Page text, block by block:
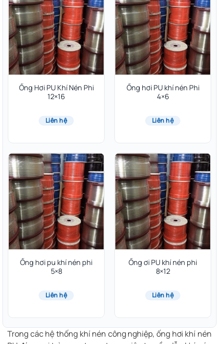
Ống Hơi PU Khí Nén Phi
12×16
Liên hệ
Ống hơi PU khí nén Phi
4×6
Liên hệ
Ống hơi pu khí nén phi
5×8
Liên hệ
Ống ơi PU khí nén phi
8×12
Liên hệ
Trong các hệ thống khí nén công nghiệp, ống hơi khí nén